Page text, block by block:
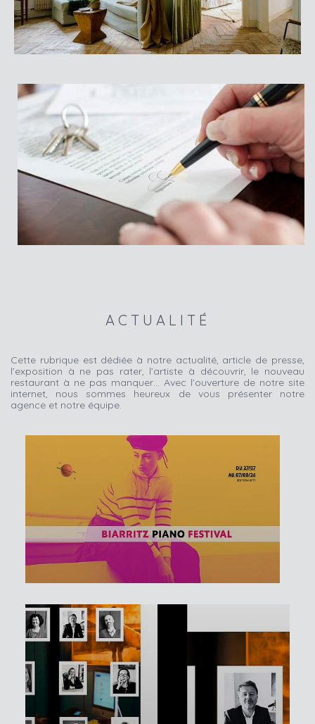
ACTUALITÉ
Cette rubrique est dédiée à notre actualité, article de presse,
l’exposition à ne pas rater, l’artiste à découvrir, le nouveau
restaurant à ne pas manquer… Avec l’ouverture de notre site
internet, nous sommes heureux de vous présenter notre
agence et notre équipe.